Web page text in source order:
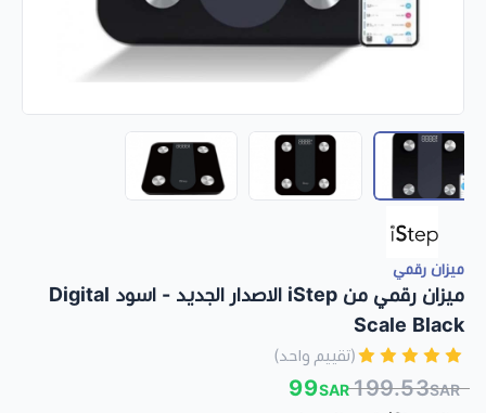
ميزان رقمي
ميزان رقمي من iStep الاصدار الجديد - اسود Digital
Scale Black
(تقييم واحد)
199.53SAR
99SAR